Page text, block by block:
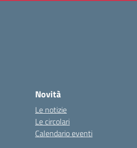
Novità
Le notizie
Le circolari
Calendario eventi